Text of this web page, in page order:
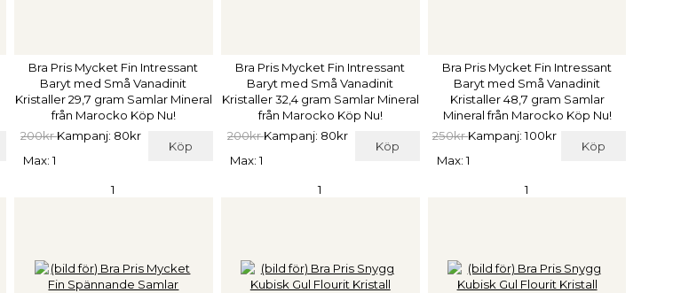
Bra Pris Mycket Fin Intressant
Baryt med Små Vanadinit
Kristaller 29,7 gram Samlar Mineral
från Marocko Köp Nu!
200krKampanj: 80kr
Köp
Max: 1
Bra Pris Mycket Fin Intressant
Baryt med Små Vanadinit
Kristaller 32,4 gram Samlar Mineral
från Marocko Köp Nu!
200krKampanj: 80kr
Köp
Max: 1
Bra Pris Mycket Fin Intressant
Baryt med Små Vanadinit
Kristaller 48,7 gram Samlar
Mineral från Marocko Köp Nu!
250krKampanj: 100kr
Köp
Max: 1
1 1 1